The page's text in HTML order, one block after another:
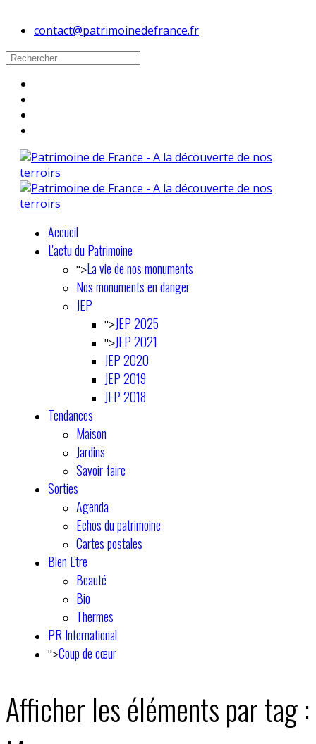
contact@patrimoinedefrance.fr
Accueil
L'actu du Patrimoine
">La vie de nos monuments
Nos monuments en danger
JEP
">JEP 2025
">JEP 2021
JEP 2020
JEP 2019
JEP 2018
Tendances
Maison
Jardins
Savoir faire
Sorties
Agenda
Echos du patrimoine
Cartes postales
Bien Etre
Beauté
Bio
Thermes
PR International
">Coup de cœur
Afficher les éléments par tag :